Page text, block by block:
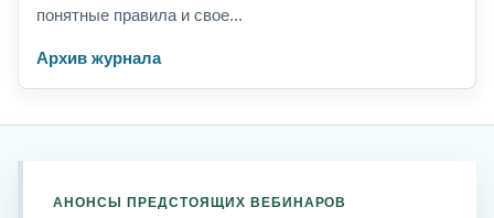
понятные правила и свое...
Архив журнала
АНОНСЫ ПРЕДСТОЯЩИХ ВЕБИНАРОВ